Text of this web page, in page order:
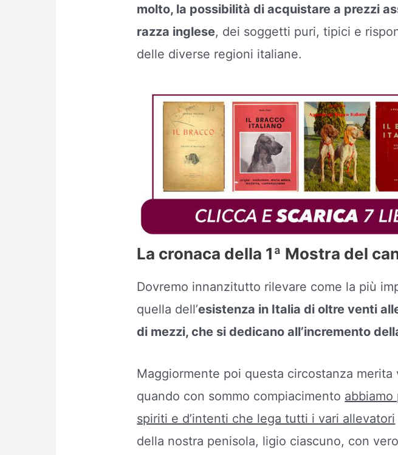
molto, la possibilità di acquistare a prezzi
razza inglese, dei soggetti puri, tipici e
delle diverse regioni italiane.
La cronaca della 1ª Mostra del
Dovremo innanzitutto rilevare come la più
quella dell’esistenza in Italia di oltre venti
di mezzi, che si dedicano all’incremento
Maggiormente poi questa circostanza
quando con sommo compiacimento
spiriti e d’intenti che lega tutti i vari allevatori
della nostra penisola, ligio ciascuno, con